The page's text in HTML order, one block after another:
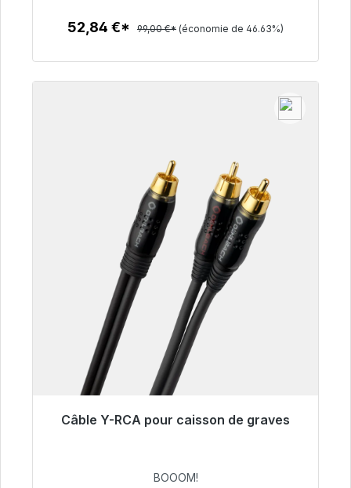
52,84 €* 99,00 €* (économie de 46.63%)
Câble Y-RCA pour caisson de graves
53,49 €
BOOOM!